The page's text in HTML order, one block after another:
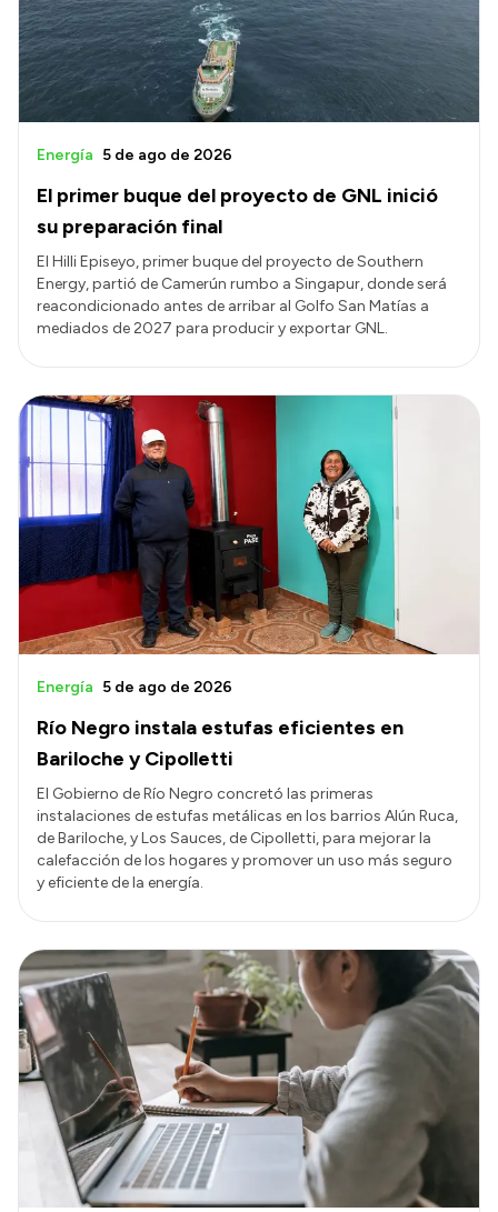
El primer buque del proyecto de GNL inició
su preparación final
Energía 5 de ago de 2026
El Hilli Episeyo, primer buque del proyecto de Southern
Energy, partió de Camerún rumbo a Singapur, donde será
reacondicionado antes de arribar al Golfo San Matías a
mediados de 2027 para producir y exportar GNL.
Río Negro instala estufas eficientes en
Bariloche y Cipolletti
Energía 5 de ago de 2026
El Gobierno de Río Negro concretó las primeras
instalaciones de estufas metálicas en los barrios Alún Ruca,
de Bariloche, y Los Sauces, de Cipolletti, para mejorar la
calefacción de los hogares y promover un uso más seguro
y eficiente de la energía.